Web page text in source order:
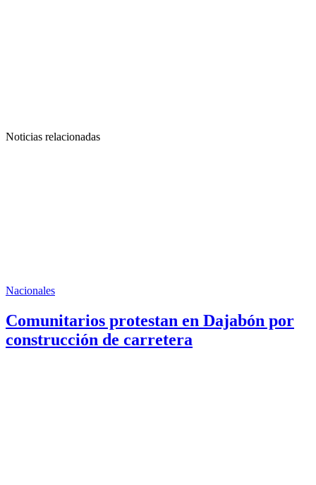
Noticias relacionadas
Nacionales
Comunitarios protestan en Dajabón por
construcción de carretera